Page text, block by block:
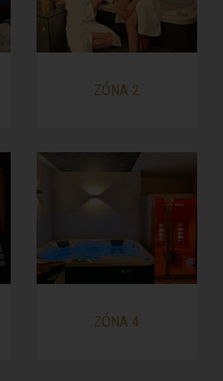
ZÓNA 2
ZÓNA 4